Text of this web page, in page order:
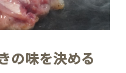
の味を決める